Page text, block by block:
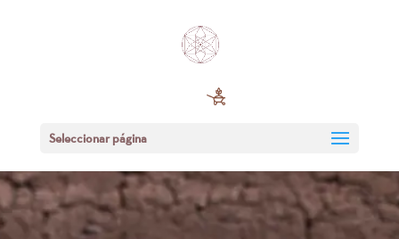
Seleccionar página